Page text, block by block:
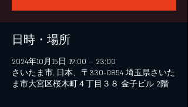
日時・場所
2024年10月15日 19:00 – 23:00
さいたま市, 日本、〒330-0854 埼玉県さいた
ま市大宮区桜木町４丁目３８ 金子ビル 2階